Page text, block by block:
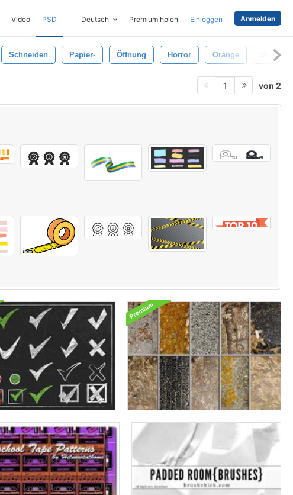
Video PSD Deutsch Premium holen Einloggen Anmelden
Schneiden Papier- Öffnung Horror Orange Scharf
1 von 2